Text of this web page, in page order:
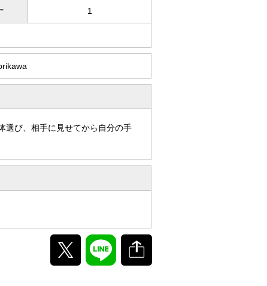
1
選び、相手に見せてから自分の手